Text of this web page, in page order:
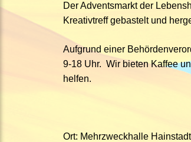
Der Adventsmarkt der
Kreativtreff gebastelt und
Aufgrund einer
9-18 Uhr. Wir bieten Kaffee
helfen.
Ort: Mehrzweckhalle